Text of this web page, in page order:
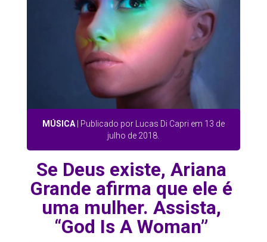
MÚSICA| Publicado por Lucas Di Capri em 13 de
julho de 2018.
Se Deus existe, Ariana
Grande afirma que ele é
uma mulher. Assista,
“God Is A Woman”